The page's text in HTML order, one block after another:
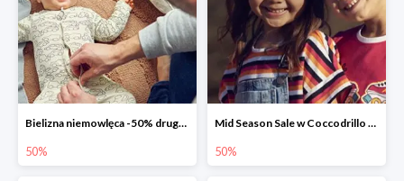
Bielizna niemowlęca -50% druga sztuka
50%
Mid Season Sale w Coccodrillo do -50%
50%